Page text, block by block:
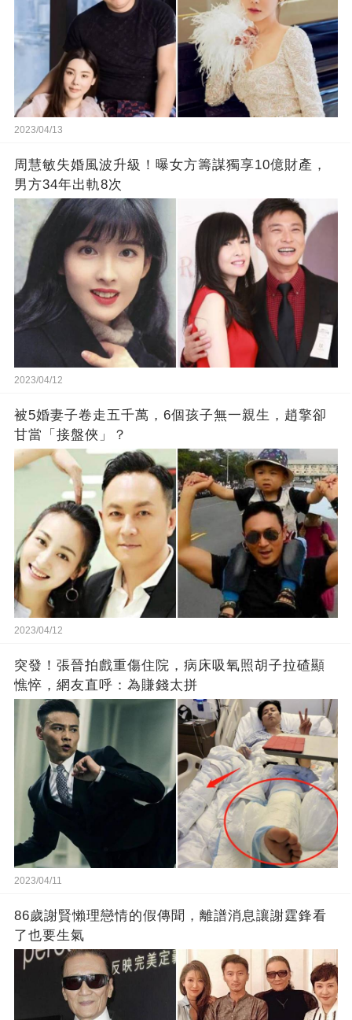
2023/04/13
周慧敏失婚風波升級！曝女方籌謀獨享10億財產，
男方34年出軌8次
2023/04/12
被5婚妻子卷走五千萬，6個孩子無一親生，趙擎卻
甘當「接盤俠」？
2023/04/12
突發！張晉拍戲重傷住院，病床吸氧照胡子拉碴顯
憔悴，網友直呼：為賺錢太拼
2023/04/11
86歲謝賢懶理戀情的假傳聞，離譜消息讓謝霆鋒看
了也要生氣